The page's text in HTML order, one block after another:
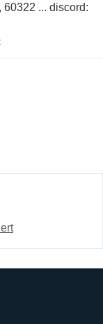
... discord: